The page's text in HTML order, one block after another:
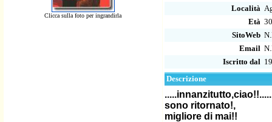
Clicca sulla foto per ingrandirla
Località
Età 30
SitoWeb
Email
Iscritto dal
Descrizione
sono ritornato!,
migliore di mai!!